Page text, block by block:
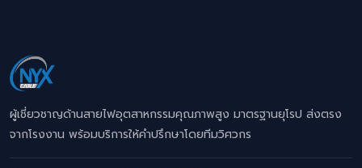
ผู้เชี่ยวชาญด้านสายไฟอุตสาหกรรมคุณภาพสูง มาตรฐานยุโรป ส่งตรง
จากโรงงาน พร้อมบริการให้คำปรึกษาโดยทีมวิศวกร